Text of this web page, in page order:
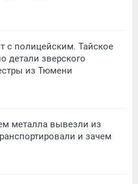
с полицейским. Тайское
детали зверского
из Тюмени
металла вывезли из
и зачем